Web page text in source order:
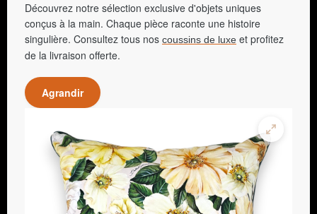
Découvrez notre sélection exclusive d'objets uniques
conçus à la main. Chaque pièce raconte une histoire
singulière. Consultez tous nos coussins de luxe et profitez
de la livraison offerte.
Agrandir